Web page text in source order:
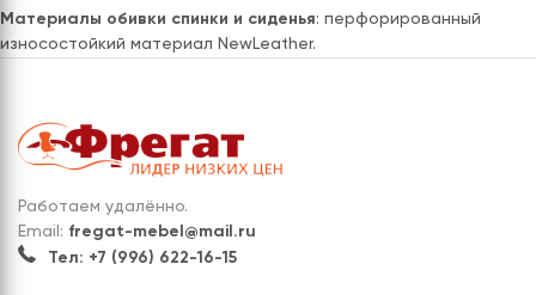
Материалы обивки спинки и сиденья: перфорированный
износостойкий материал NewLeather.
Работаем удалённо.
Email: fregat-mebel@mail.ru
Тел: +7 (996) 622-16-15